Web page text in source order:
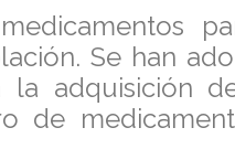
Se han
la adquisición
de